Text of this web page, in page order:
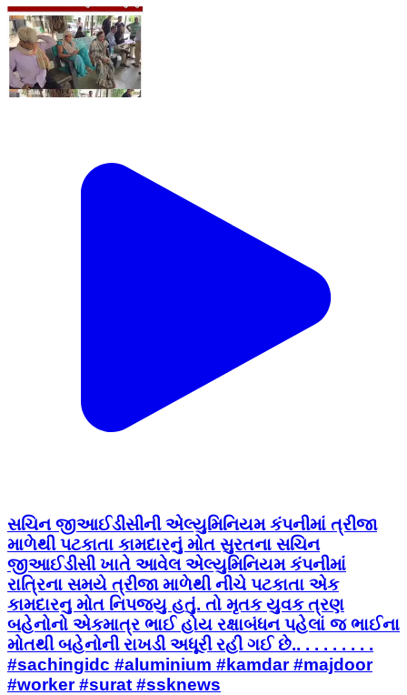
સચિન જીઆઈડીસીની એલ્યુમિનિયમ કંપનીમાં ત્રીજા
માળેથી પટકાતા કામદારનું મોત સુરતના સચિન
જીઆઈડીસી ખાતે આવેલ એલ્યુમિનિયમ કંપનીમાં
રાત્રિના સમયે ત્રીજા માળેથી નીચે પટકાતા એક
કામદારનુ મોત નિપજ્યુ હતું. તો મૃતક યુવક ત્રણ
બહેનોનો એકમાત્ર ભાઈ હોય રક્ષાબંધન પહેલાં જ ભાઈના
મોતથી બહેનોની રાખડી અધૂરી રહી ગઈ છે.. . . . . . . . .
#sachingidc #aluminium #kamdar #majdoor
#worker #surat #ssknews